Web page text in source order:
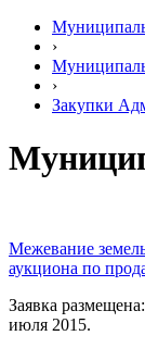
›
›
Закупки
Межевание
аукциона по
Заявка
июля 2015.